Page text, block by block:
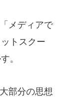
メディアで
トスクー
。
部分の思想